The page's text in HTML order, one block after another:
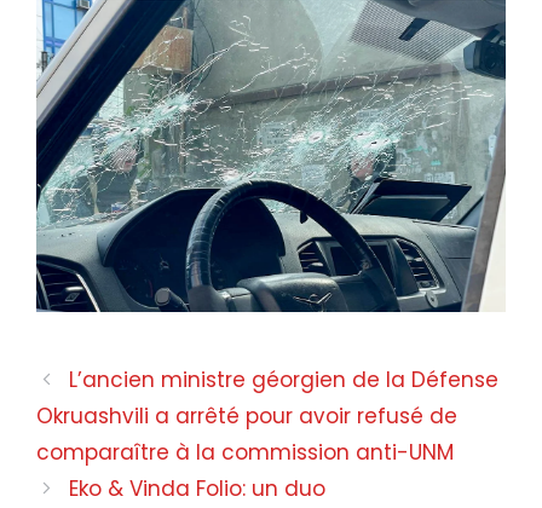
L’ancien ministre géorgien de la Défense
Okruashvili a arrêté pour avoir refusé de
comparaître à la commission anti-UNM
Eko & Vinda Folio: un duo